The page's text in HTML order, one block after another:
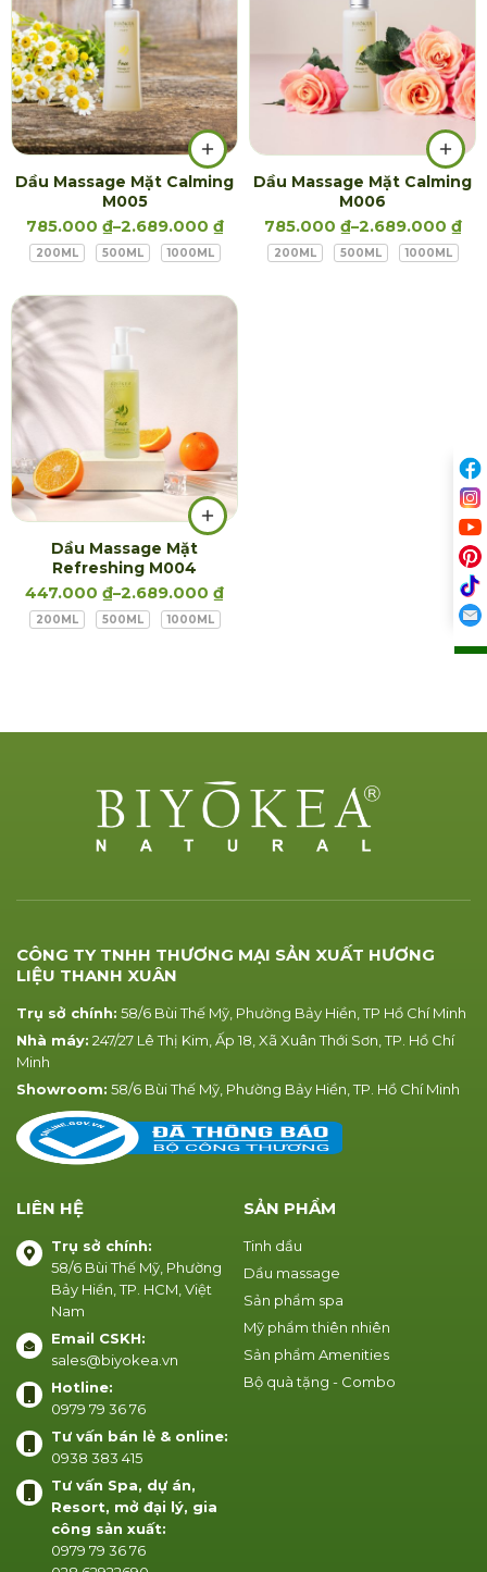
Dầu Massage Mặt Calming
M005
785.000 ₫–2.689.000 ₫
200ML 500ML 1000ML
Dầu Massage Mặt Calming
M006
785.000 ₫–2.689.000 ₫
200ML 500ML 1000ML
Dầu Massage Mặt
Refreshing M004
447.000 ₫–2.689.000 ₫
200ML 500ML 1000ML
CÔNG TY TNHH THƯƠNG MẠI SẢN XUẤT HƯƠNG
LIỆU THANH XUÂN
Trụ sở chính: 58/6 Bùi Thế Mỹ, Phường Bảy Hiền, TP Hồ Chí Minh
Nhà máy: 247/27 Lê Thị Kim, Ấp 18, Xã Xuân Thới Sơn, TP. Hồ Chí
Minh
Showroom: 58/6 Bùi Thế Mỹ, Phường Bảy Hiền, TP. Hồ Chí Minh
SẢN PHẨM
Tinh dầu
Dầu massage
Sản phẩm spa
Mỹ phẩm thiên nhiên
Sản phẩm Amenities
Bộ quà tặng - Combo
LIÊN HỆ
Trụ sở chính:
58/6 Bùi Thế Mỹ, Phường
Bảy Hiền, TP. HCM, Việt
Nam
Email CSKH:
sales@biyokea.vn
Hotline:
0979 79 36 76
Tư vấn bán lẻ & online:
0938 383 415
Tư vấn Spa, dự án,
Resort, mở đại lý, gia
công sản xuất:
0979 79 36 76